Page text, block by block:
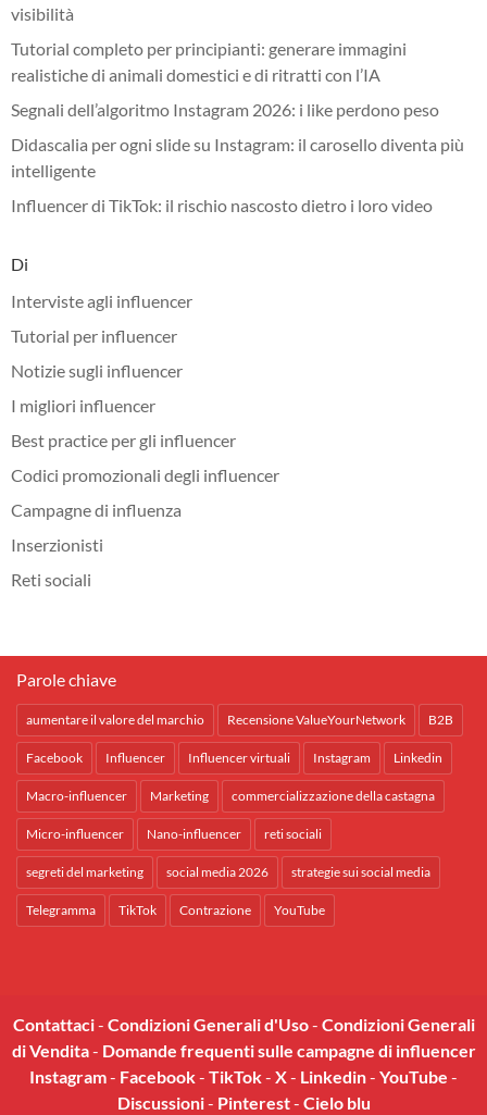
visibilità
Tutorial completo per principianti: generare immagini
realistiche di animali domestici e di ritratti con l’IA
Segnali dell’algoritmo Instagram 2026: i like perdono peso
Didascalia per ogni slide su Instagram: il carosello diventa più
intelligente
Influencer di TikTok: il rischio nascosto dietro i loro video
Di
Interviste agli influencer
Tutorial per influencer
Notizie sugli influencer
I migliori influencer
Best practice per gli influencer
Codici promozionali degli influencer
Campagne di influenza
Inserzionisti
Reti sociali
Parole chiave
aumentare il valore del marchio Recensione ValueYourNetwork B2B
Facebook Influencer Influencer virtuali Instagram Linkedin
Macro-influencer Marketing commercializzazione della castagna
Micro-influencer Nano-influencer reti sociali
segreti del marketing social media 2026 strategie sui social media
Telegramma TikTok Contrazione YouTube
Contattaci- Condizioni Generali d'Uso- Condizioni Generali
di Vendita- Domande frequenti sulle campagne di influencer
Instagram- Facebook- TikTok- X- Linkedin- YouTube -
Discussioni- Pinterest- Cielo blu